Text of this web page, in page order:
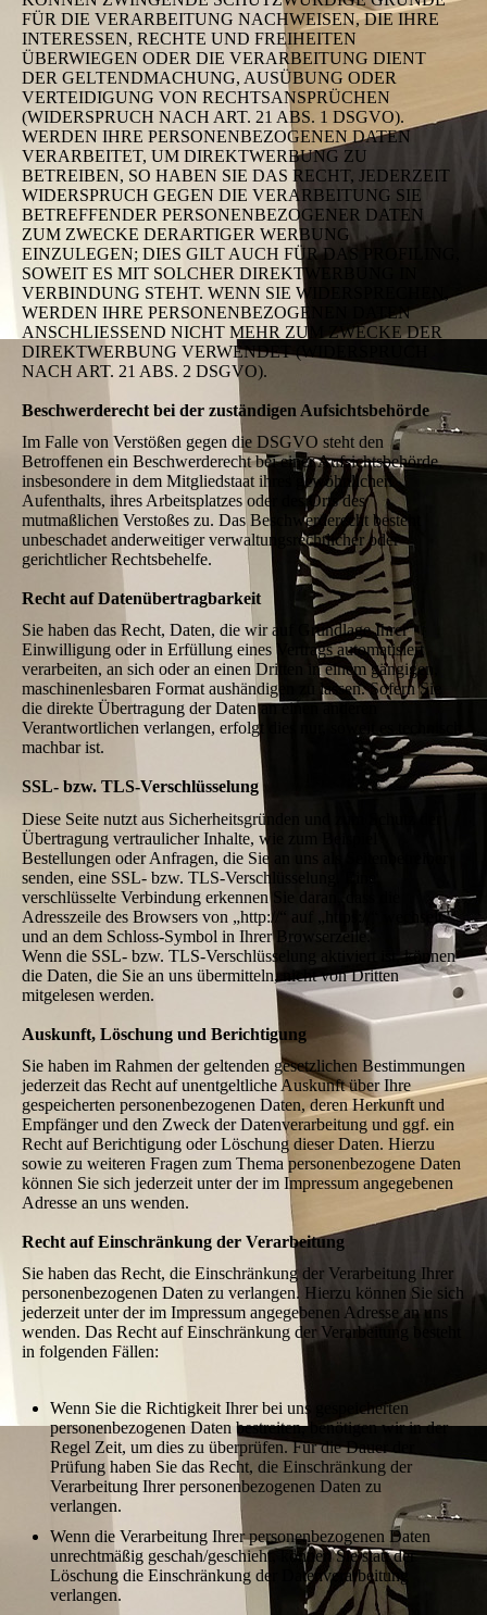
FÜR DIE VERARBEITUNG NACHWEISEN, DIE IHRE
INTERESSEN, RECHTE UND FREIHEITEN
ÜBERWIEGEN ODER DIE VERARBEITUNG DIENT
DER GELTENDMACHUNG, AUSÜBUNG ODER
VERTEIDIGUNG VON RECHTSANSPRÜCHEN
(WIDERSPRUCH NACH ART. 21 ABS. 1 DSGVO).
WERDEN IHRE PERSONENBEZOGENEN DATEN
VERARBEITET, UM DIREKTWERBUNG ZU
BETREIBEN, SO HABEN SIE DAS RECHT, JEDERZEIT
WIDERSPRUCH GEGEN DIE VERARBEITUNG SIE
BETREFFENDER PERSONENBEZOGENER DATEN
ZUM ZWECKE DERARTIGER WERBUNG
EINZULEGEN; DIES GILT AUCH FÜR DAS PROFILING,
SOWEIT ES MIT SOLCHER DIREKTWERBUNG IN
VERBINDUNG STEHT. WENN SIE WIDERSPRECHEN,
WERDEN IHRE PERSONENBEZOGENEN DATEN
ANSCHLIESSEND NICHT MEHR ZUM ZWECKE DER
DIREKTWERBUNG VERWENDET (WIDERSPRUCH
NACH ART. 21 ABS. 2 DSGVO).
Beschwerderecht bei der zuständigen Aufsichtsbehörde
Im Falle von Verstößen gegen die DSGVO steht den
Betroffenen ein Beschwerderecht bei einer Aufsichtsbehörde,
insbesondere in dem Mitgliedstaat ihres gewöhnlichen
Aufenthalts, ihres Arbeitsplatzes oder des Orts des
mutmaßlichen Verstoßes zu. Das Beschwerderecht besteht
unbeschadet anderweitiger verwaltungsrechtlicher oder
gerichtlicher Rechtsbehelfe.
Recht auf Datenübertragbarkeit
Sie haben das Recht, Daten, die wir auf Grundlage Ihrer
Einwilligung oder in Erfüllung eines Vertrags automatisiert
verarbeiten, an sich oder an einen Dritten in einem gängigen,
maschinenlesbaren Format aushändigen zu lassen. Sofern Sie
die direkte Übertragung der Daten an einen anderen
Verantwortlichen verlangen, erfolgt dies nur, soweit es technisch
machbar ist.
SSL- bzw. TLS-Verschlüsselung
Diese Seite nutzt aus Sicherheitsgründen und zum Schutz der
Übertragung vertraulicher Inhalte, wie zum Beispiel
Bestellungen oder Anfragen, die Sie an uns als Seitenbetreiber
senden, eine SSL- bzw. TLS-Verschlüsselung. Eine
verschlüsselte Verbindung erkennen Sie daran, dass die
Adresszeile des Browsers von „http://“ auf „https://“ wechselt
und an dem Schloss-Symbol in Ihrer Browserzeile.
Wenn die SSL- bzw. TLS-Verschlüsselung aktiviert ist, können
die Daten, die Sie an uns übermitteln, nicht von Dritten
mitgelesen werden.
Auskunft, Löschung und Berichtigung
Sie haben im Rahmen der geltenden gesetzlichen Bestimmungen
jederzeit das Recht auf unentgeltliche Auskunft über Ihre
gespeicherten personenbezogenen Daten, deren Herkunft und
Empfänger und den Zweck der Datenverarbeitung und ggf. ein
Recht auf Berichtigung oder Löschung dieser Daten. Hierzu
sowie zu weiteren Fragen zum Thema personenbezogene Daten
können Sie sich jederzeit unter der im Impressum angegebenen
Adresse an uns wenden.
Recht auf Einschränkung der Verarbeitung
Sie haben das Recht, die Einschränkung der Verarbeitung Ihrer
personenbezogenen Daten zu verlangen. Hierzu können Sie sich
jederzeit unter der im Impressum angegebenen Adresse an uns
wenden. Das Recht auf Einschränkung der Verarbeitung besteht
in folgenden Fällen:
Wenn Sie die Richtigkeit Ihrer bei uns gespeicherten
personenbezogenen Daten bestreiten, benötigen wir in der
Regel Zeit, um dies zu überprüfen. Für die Dauer der
Prüfung haben Sie das Recht, die Einschränkung der
Verarbeitung Ihrer personenbezogenen Daten zu
verlangen.
Wenn die Verarbeitung Ihrer personenbezogenen Daten
unrechtmäßig geschah/geschieht, können Sie statt der
Löschung die Einschränkung der Datenverarbeitung
verlangen.